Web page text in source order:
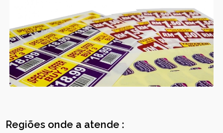
Regiões onde a atende :